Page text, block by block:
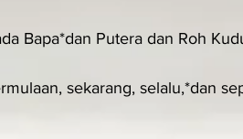
Bapa*dan Putera dan Roh
sekarang, selalu,*dan